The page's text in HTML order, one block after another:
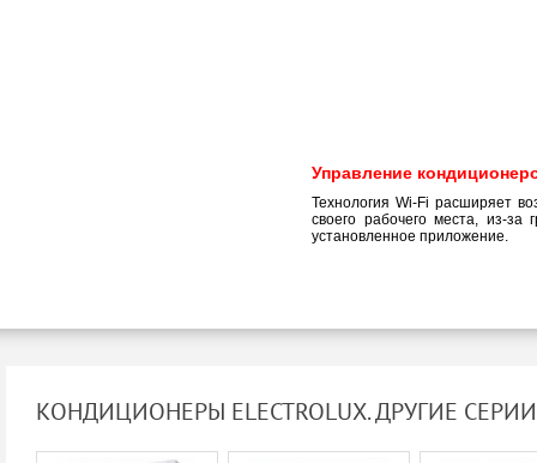
Управление
Технология Wi-Fi расширяет
своего рабочего места, из-
установленное приложение.
КОНДИЦИОНЕРЫ ELECTROLUX. ДРУГИЕ СЕРИИ